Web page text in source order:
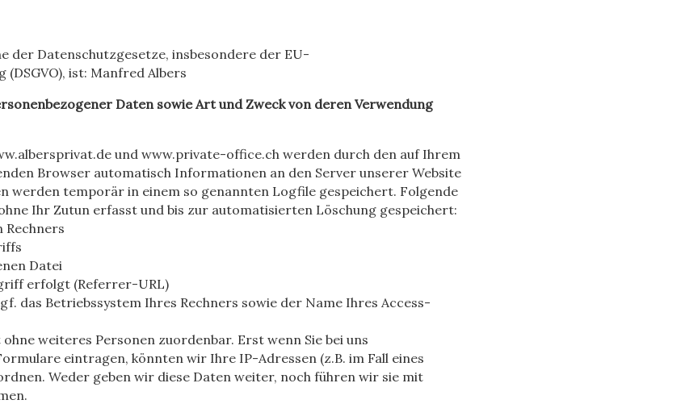
der Datenschutzgesetze, insbesondere der EU-
ist: Manfred Albers
Daten sowie Art und Zweck von deren Verwendung
und www.private-office.ch werden durch den auf Ihrem
Browser automatisch Informationen an den Server unserer Website
werden temporär in einem so genannten Logfile gespeichert. Folgende
Ihr Zutun erfasst und bis zur automatisierten Löschung gespeichert:
Rechners
Datei
erfolgt (Referrer-URL)
das Betriebssystem Ihres Rechners sowie der Name Ihres Access-
weiteres Personen zuordenbar. Erst wenn Sie bei uns
eintragen, könnten wir Ihre IP-Adressen (z.B. im Fall eines
Weder geben wir diese Daten weiter, noch führen wir sie mit